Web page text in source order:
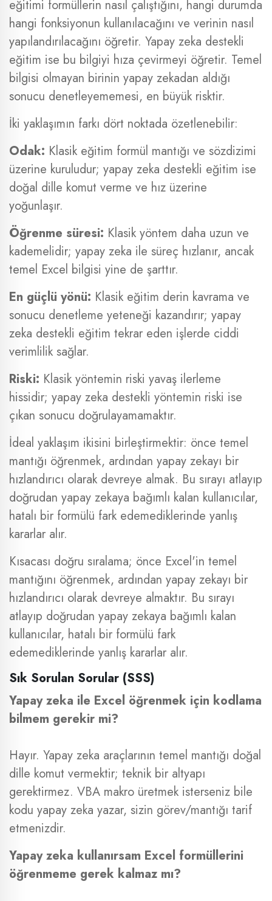
eğitimi formüllerin nasıl çalıştığını, hangi durumda
hangi fonksiyonun kullanılacağını ve verinin nasıl
yapılandırılacağını öğretir. Yapay zeka destekli
eğitim ise bu bilgiyi hıza çevirmeyi öğretir. Temel
bilgisi olmayan birinin yapay zekadan aldığı
sonucu denetleyememesi, en büyük risktir.
İki yaklaşımın farkı dört noktada özetlenebilir:
Odak: Klasik eğitim formül mantığı ve sözdizimi
üzerine kuruludur; yapay zeka destekli eğitim ise
doğal dille komut verme ve hız üzerine
yoğunlaşır.
Öğrenme süresi: Klasik yöntem daha uzun ve
kademelidir; yapay zeka ile süreç hızlanır, ancak
temel Excel bilgisi yine de şarttır.
En güçlü yönü: Klasik eğitim derin kavrama ve
sonucu denetleme yeteneği kazandırır; yapay
zeka destekli eğitim tekrar eden işlerde ciddi
verimlilik sağlar.
Riski: Klasik yöntemin riski yavaş ilerleme
hissidir; yapay zeka destekli yöntemin riski ise
çıkan sonucu doğrulayamamaktır.
İdeal yaklaşım ikisini birleştirmektir: önce temel
mantığı öğrenmek, ardından yapay zekayı bir
hızlandırıcı olarak devreye almak. Bu sırayı atlayıp
doğrudan yapay zekaya bağımlı kalan kullanıcılar,
hatalı bir formülü fark edemediklerinde yanlış
kararlar alır.
Kısacası doğru sıralama; önce Excel'in temel
mantığını öğrenmek, ardından yapay zekayı bir
hızlandırıcı olarak devreye almaktır. Bu sırayı
atlayıp doğrudan yapay zekaya bağımlı kalan
kullanıcılar, hatalı bir formülü fark
edemediklerinde yanlış kararlar alır.
Sık Sorulan Sorular (SSS)
Yapay zeka ile Excel öğrenmek için kodlama
bilmem gerekir mi?
Hayır. Yapay zeka araçlarının temel mantığı doğal
dille komut vermektir; teknik bir altyapı
gerektirmez. VBA makro üretmek isterseniz bile
kodu yapay zeka yazar, sizin görev/mantığı tarif
etmenizdir.
Yapay zeka kullanırsam Excel formüllerini
öğrenmeme gerek kalmaz mı?